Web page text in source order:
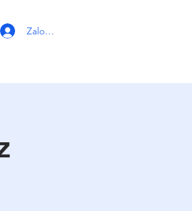
Zaloguj się